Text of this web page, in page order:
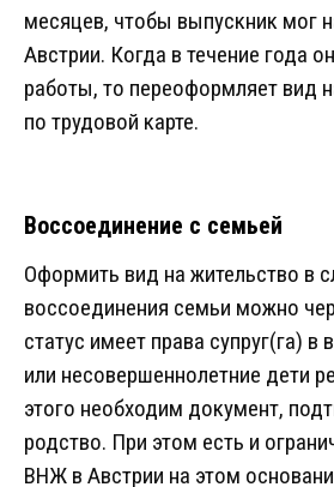
месяцев, чтобы выпускник мог
Австрии. Когда в течение года
работы, то переоформляет вид
по трудовой карте.
Воссоединение с семьей
Оформить вид на жительство в
воссоединения семьи можно
статус имеет права супруг(га) в
или несовершеннолетние дети
этого необходим документ,
родство. При этом есть и
ВНЖ в Австрии на этом